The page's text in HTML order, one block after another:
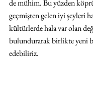
de mühim. Bu yüzden
geçmişten gelen iyi şeyleri
kültürlerde hala var olan
bulundurarak birlikte yeni
edebiliriz.